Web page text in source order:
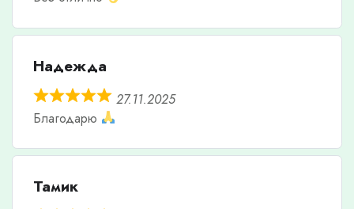
Надежда
27.11.2025
Благодарю
Тамик